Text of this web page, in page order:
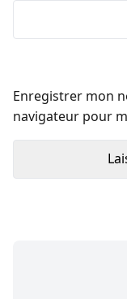
Enregistrer mon
navigateur pour